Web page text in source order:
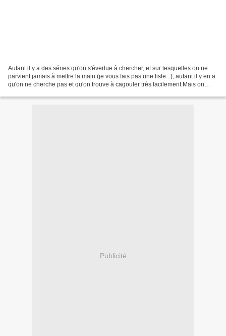
Autant il y a des séries qu'on s'évertue à chercher, et sur lesquelles on ne
parvient jamais à mettre la main (je vous fais pas une liste...), autant il y en a
qu'on ne cherche pas et qu'on trouve à cagouler très facilement.Mais on
Publicité